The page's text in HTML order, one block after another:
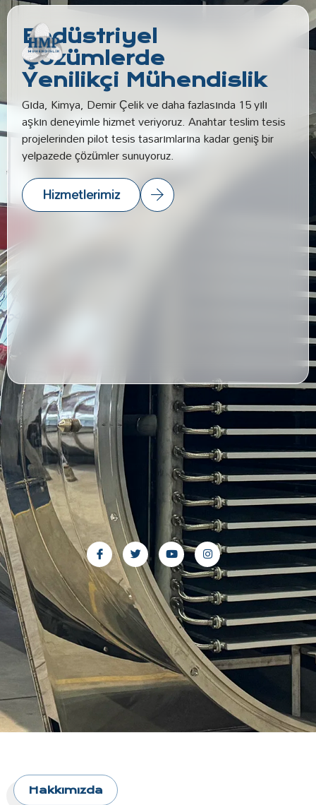
Endüstriyel
Çözümlerde
Yenilikçi Mühendislik
Gıda, Kimya, Demir Çelik ve daha fazlasında 15 yılı
aşkın deneyimle hizmet veriyoruz. Anahtar teslim tesis
projelerinden pilot tesis tasarımlarına kadar geniş bir
yelpazede çözümler sunuyoruz.
Hizmetlerimiz
Hakkımızda